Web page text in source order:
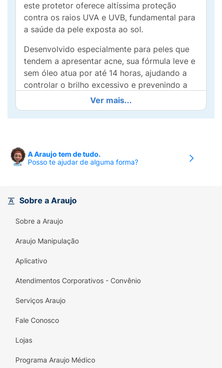
este protetor oferece altíssima proteção
contra os raios UVA e UVB, fundamental para
a saúde da pele exposta ao sol.
Desenvolvido especialmente para peles que
tendem a apresentar acne, sua fórmula leve e
sem óleo atua por até 14 horas, ajudando a
controlar o brilho excessivo e prevenindo a
formação de novas impurezas. O toque seco
e a absorção rápida garantem conforto e
suavidade durante todo o dia, sem deixar
O Protetor Solar Anasol é perfeito para o uso
diário, seja em atividades ao ar livre ou em
tornando-o uma adição essencial à sua rotina
Antioleosidade e Antiacne e descubra como é
fácil manter a pele saudável, protegida e livre
confiança!
Ver mais...
A Araujo tem de tudo.
Posso te ajudar de alguma forma?
Sobre a Araujo
Sobre a Araujo
Araujo Manipulação
Aplicativo
Atendimentos Corporativos - Convênio
Serviços Araujo
Fale Conosco
Lojas
Programa Araujo Médico